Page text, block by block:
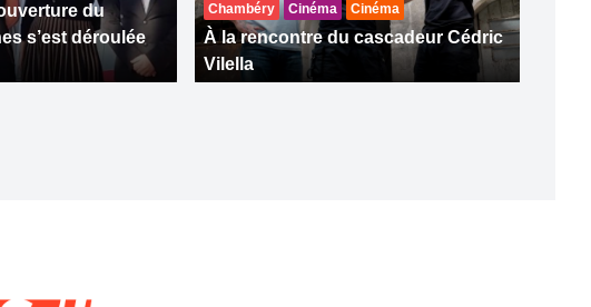
du
s’est déroulée
Chambéry Cinéma Cinéma
À la rencontre du cascadeur Cédric
Vilella